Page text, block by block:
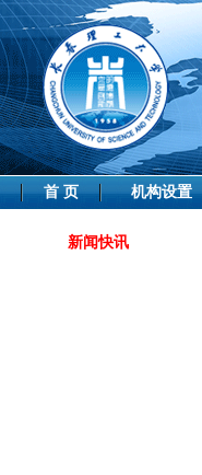
首 页 机构设置
新闻快讯